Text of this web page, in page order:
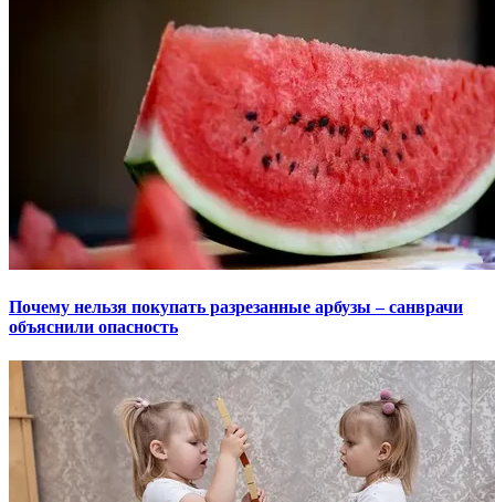
Почему нельзя покупать разрезанные арбузы – санврачи
объяснили опасность